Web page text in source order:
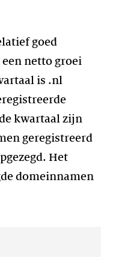
goed
netto groei
is .nl
kwartaal zijn
geregistreerd
Het
domeinnamen